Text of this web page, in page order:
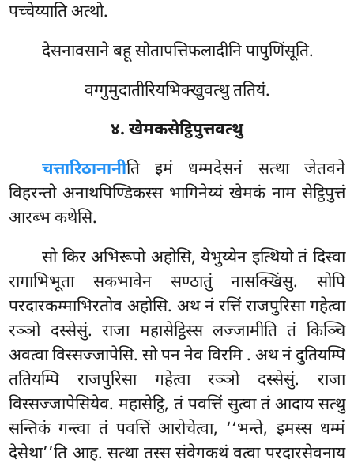
पच्चेय्याति अत्थो.
देसनावसाने बहू सोतापत्तिफलादीनि पापुणिंसूति.
वग्गुमुदातीरियभिक्खुवत्थु ततियं.
४. खेमकसेट्ठिपुत्तवत्थु
चत्तारिठानानीति इमं धम्मदेसनं सत्था जेतवने
विहरन्तो अनाथपिण्डिकस्स भागिनेय्यं खेमकं नाम सेट्ठिपुत्तं
आरब्भ कथेसि.
सो किर अभिरूपो अहोसि, येभुय्येन इत्थियो तं दिस्वा
रागाभिभूता सकभावेन सण्ठातुं नासक्खिंसु. सोपि
परदारकम्माभिरतोव अहोसि. अथ नं रत्तिं राजपुरिसा गहेत्वा
रञ्ञो दस्सेसुं. राजा महासेट्ठिस्स लज्जामीति तं किञ्चि
अवत्वा विस्सज्जापेसि. सो पन नेव विरमि . अथ नं दुतियम्पि
ततियम्पि राजपुरिसा गहेत्वा रञ्ञो दस्सेसुं. राजा
विस्सज्जापेसियेव. महासेट्ठि, तं पवत्तिं सुत्वा तं आदाय सत्थु
सन्तिकं गन्त्वा तं पवत्तिं आरोचेत्वा, ‘‘भन्ते, इमस्स धम्मं
देसेथा’’ति आह. सत्था तस्स संवेगकथं वत्वा परदारसेवनाय